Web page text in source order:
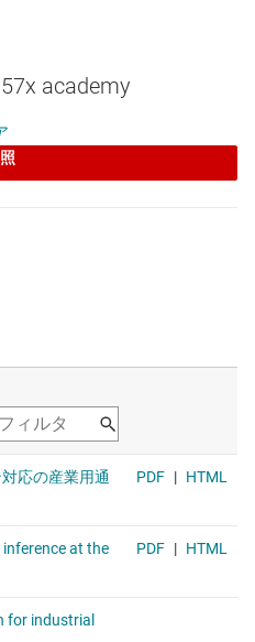
る追加のリソースは、arago-
フレームワーク
ート
のサポート
：
ーク：Dhrystone、Linpack、
ラウザ
academy